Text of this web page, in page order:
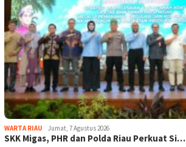
WARTA RIAU Jumat, 7 Agustus 2026
SKK Migas, PHR dan Polda Riau Perkuat Si…